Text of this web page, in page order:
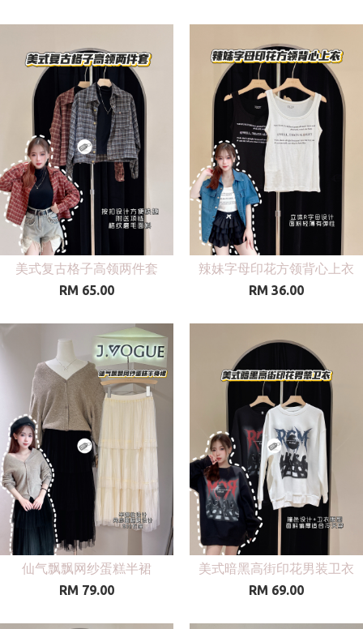
美式复古格子高领两件套
RM 65.00
辣妹字母印花方领背心上衣
RM 36.00
仙气飘飘网纱蛋糕半裙
RM 79.00
美式暗黑高街印花男装卫衣
RM 69.00